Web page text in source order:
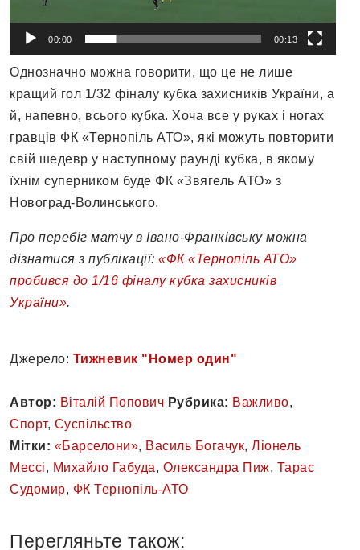
00:00 00:13
Однозначно можна говорити, що це не лише
кращий гол 1/32 фіналу кубка захисників України, а
й, напевно, всього кубка. Хоча все у руках і ногах
гравців ФК «Тернопіль АТО», які можуть повторити
свій шедевр у наступному раунді кубка, в якому
їхнім суперником буде ФК «Звягель АТО» з
Новоград-Волинського.
Про перебіг матчу в Івано-Франківську можна
дізнатися з публікації: «ФК «Тернопіль АТО»
пробився до 1/16 фіналу кубка захисників
України».
Джерело: Тижневик "Номер один"
Автор: Віталій Попович Рубрика: Важливо,
Спорт, Суспільство
Мітки: «Барселони», Василь Богачук, Ліонель
Мессі, Михайло Габуда, Олександра Пиж, Тарас
Судомир, ФК Тернопіль-АТО
Перегляньте також: